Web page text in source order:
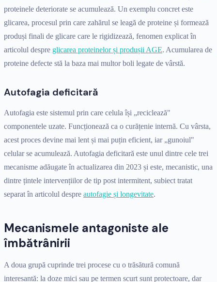
proteinele deteriorate se acumulează. Un exemplu concret este
glicarea, procesul prin care zahărul se leagă de proteine și formează
produși finali de glicare care le rigidizează, fenomen explicat în
articolul despre glicarea proteinelor și produșii AGE. Acumularea de
proteine defecte stă la baza mai multor boli legate de vârstă.
Autofagia deficitară
Autofagia este sistemul prin care celula își „reciclează"
componentele uzate. Funcționează ca o curățenie internă. Cu vârsta,
acest proces devine mai lent și mai puțin eficient, iar „gunoiul"
celular se acumulează. Autofagia deficitară este unul dintre cele trei
mecanisme adăugate în actualizarea din 2023 și este, mecanistic, una
dintre țintele intervențiilor de tip post intermitent, subiect tratat
separat în articolul despre autofagie și longevitate.
Mecanismele antagoniste ale
îmbătrânirii
A doua grupă cuprinde trei procese cu o trăsătură comună
interesantă: la doze mici sau pe termen scurt sunt protectoare, dar